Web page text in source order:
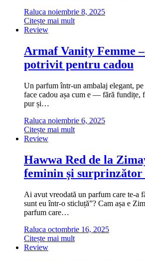
Raluca noiembrie 8, 2025
Citește mai mult
Review
Armaf Vanity Femme
potrivit pentru cadou
Un parfum într-un ambalaj elegant,
face cadou așa cum e — fără fundițe,
pur și…
Raluca noiembrie 6, 2025
Citește mai mult
Review
Hawwa Red de la
feminin și surprinzător
Ai avut vreodată un parfum care te-a
sunt eu într-o sticluță”? Cam așa e
parfum care…
Raluca octombrie 16, 2025
Citește mai mult
Review